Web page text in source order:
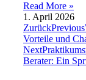
Read More »
1. April 2026
ZurückPrevious
Vorteile und
Next
Berater: Ein